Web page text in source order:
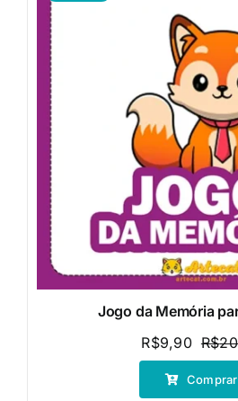
Jogo da Memória
R$
R$9,90
Comprar